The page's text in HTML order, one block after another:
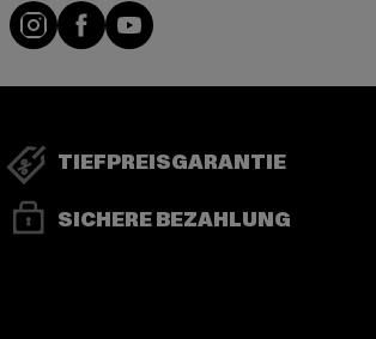
Visit our Instagram page:
Visit our Facebook page:
Visit our YouTube channel:
TIEFPREISGARANTIE
SICHERE BEZAHLUNG